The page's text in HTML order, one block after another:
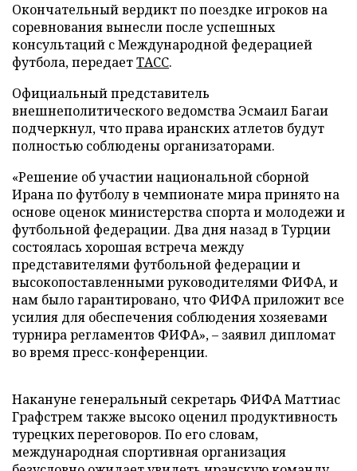
Окончательный вердикт по поездке игроков на
соревнования вынесли после успешных
консультаций с Международной федерацией
футбола, передаетТАСС.
Официальный представитель
внешнеполитического ведомства Эсмаил Багаи
подчеркнул, что права иранских атлетов будут
полностью соблюдены организаторами.
«Решение об участии национальной сборной
Ирана по футболу в чемпионате мира принято на
основе оценок министерства спорта и молодежи и
футбольной федерации. Два дня назад в Турции
состоялась хорошая встреча между
представителями футбольной федерации и
высокопоставленными руководителями ФИФА, и
нам было гарантировано, что ФИФА приложит все
усилия для обеспечения соблюдения хозяевами
турнира регламентов ФИФА», – заявил дипломат
во время пресс-конференции.
Накануне генеральный секретарь ФИФА Маттиас
Графстрем также высоко оценил продуктивность
турецких переговоров. По его словам,
международная спортивная организация